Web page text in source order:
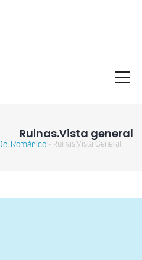
Ruinas.Vista general
Románico - Ruinas.Vista General